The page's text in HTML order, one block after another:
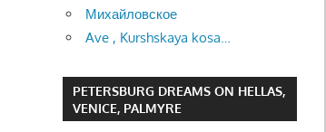
Михайловское
Ave , Kurshskaya kosa…
PETERSBURG DREAMS ON HELLAS,
VENICE, PALMYRE